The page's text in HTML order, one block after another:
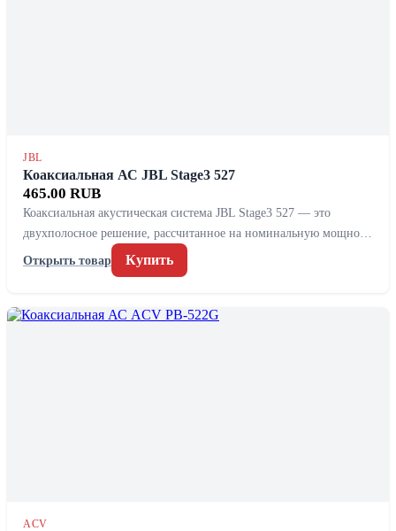
JBL
Коаксиальная АС JBL Stage3 527
465.00 RUB
Коаксиальная акустическая система JBL Stage3 527 — это
двухполосное решение, рассчитанное на номинальную мощно…
Открыть товар
Купить
ACV